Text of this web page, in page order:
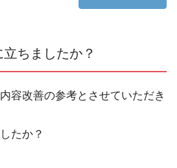
ちましたか？
容改善の参考とさせていただき
たか？